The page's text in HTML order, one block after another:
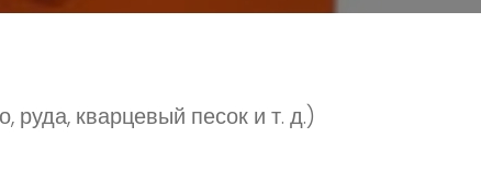
кварцевый песок и т. д.)